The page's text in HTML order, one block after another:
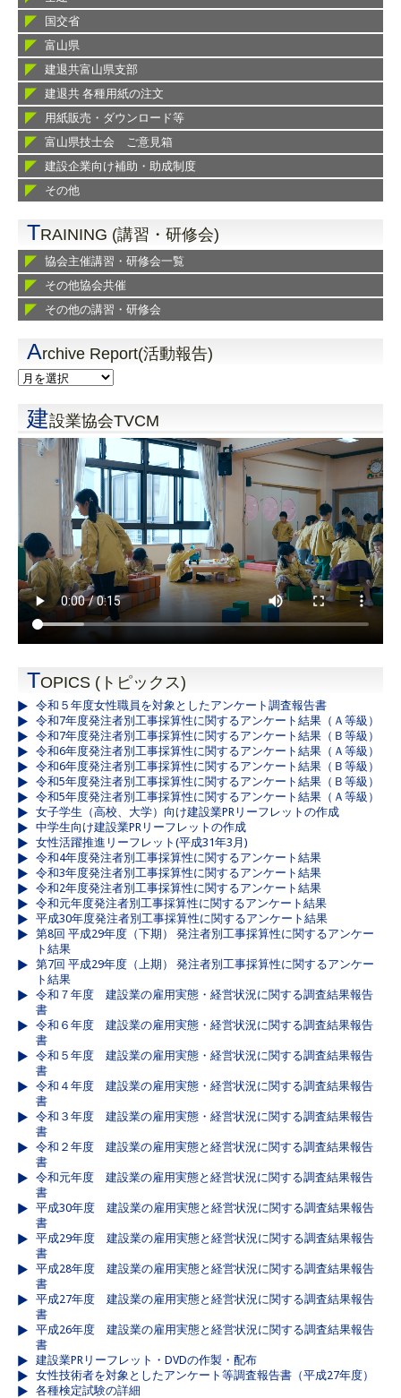
国交省
富山県
建退共富山県支部
建退共 各種用紙の注文
用紙販売・ダウンロード等
富山県技士会 ご意見箱
建設企業向け補助・助成制度
その他
TRAINING (講習・研修会)
協会主催講習・研修会一覧
その他協会共催
その他の講習・研修会
Archive Report(活動報告)
建設業協会TVCM
TOPICS (トピックス)
令和５年度女性職員を対象としたアンケート調査報告書
令和7年度発注者別工事採算性に関するアンケート結果（Ａ等級）
令和7年度発注者別工事採算性に関するアンケート結果（Ｂ等級）
令和6年度発注者別工事採算性に関するアンケート結果（Ａ等級）
令和6年度発注者別工事採算性に関するアンケート結果（Ｂ等級）
令和5年度発注者別工事採算性に関するアンケート結果（Ｂ等級）
令和5年度発注者別工事採算性に関するアンケート結果（Ａ等級）
女子学生（高校、大学）向け建設業PRリーフレットの作成
中学生向け建設業PRリーフレットの作成
女性活躍推進リーフレット(平成31年3月)
令和4年度発注者別工事採算性に関するアンケート結果
令和3年度発注者別工事採算性に関するアンケート結果
令和2年度発注者別工事採算性に関するアンケート結果
令和元年度発注者別工事採算性に関するアンケート結果
平成30年度発注者別工事採算性に関するアンケート結果
第8回 平成29年度（下期） 発注者別工事採算性に関するアンケー
ト結果
第7回 平成29年度（上期） 発注者別工事採算性に関するアンケー
ト結果
令和７年度 建設業の雇用実態・経営状況に関する調査結果報告
書
令和６年度 建設業の雇用実態・経営状況に関する調査結果報告
書
令和５年度 建設業の雇用実態・経営状況に関する調査結果報告
書
令和４年度 建設業の雇用実態・経営状況に関する調査結果報告
書
令和３年度 建設業の雇用実態・経営状況に関する調査結果報告
書
令和２年度 建設業の雇用実態と経営状況に関する調査結果報告
書
令和元年度 建設業の雇用実態と経営状況に関する調査結果報告
書
平成30年度 建設業の雇用実態と経営状況に関する調査結果報告
書
平成29年度 建設業の雇用実態と経営状況に関する調査結果報告
書
平成28年度 建設業の雇用実態と経営状況に関する調査結果報告
書
平成27年度 建設業の雇用実態と経営状況に関する調査結果報告
書
平成26年度 建設業の雇用実態と経営状況に関する調査結果報告
書
建設業PRリーフレット・DVDの作製・配布
女性技術者を対象としたアンケート等調査報告書（平成27年度）
各種検定試験の詳細